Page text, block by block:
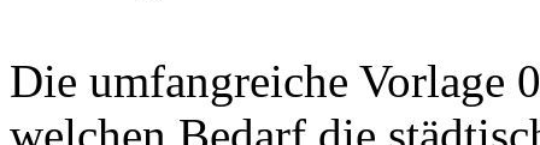
Die umfangreiche Vorlage
welchen Bedarf die